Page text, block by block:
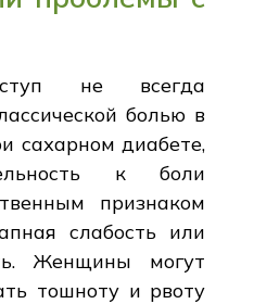
не всегда
болью в
сахарном диабете,
к боли
признаком
слабость или
Женщины могут
тошноту и рвоту